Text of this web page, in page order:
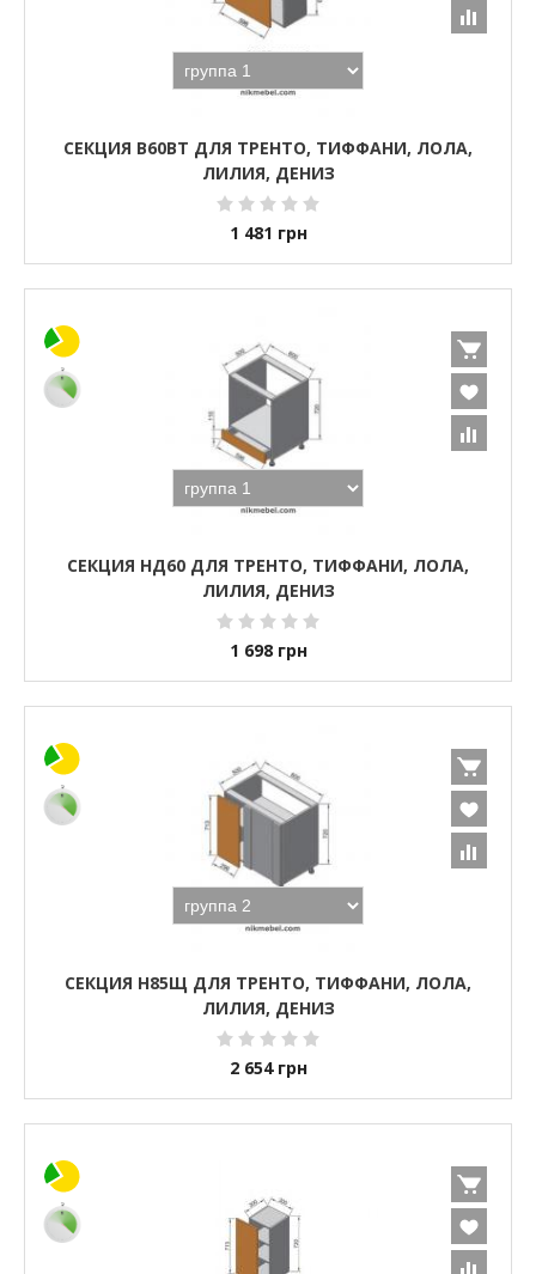
СЕКЦИЯ В60ВТ ДЛЯ ТРЕНТО, ТИФФАНИ, ЛОЛА,
ЛИЛИЯ, ДЕНИЗ
1 481 грн
СЕКЦИЯ НД60 ДЛЯ ТРЕНТО, ТИФФАНИ, ЛОЛА,
ЛИЛИЯ, ДЕНИЗ
1 698 грн
СЕКЦИЯ Н85Щ ДЛЯ ТРЕНТО, ТИФФАНИ, ЛОЛА,
ЛИЛИЯ, ДЕНИЗ
2 654 грн